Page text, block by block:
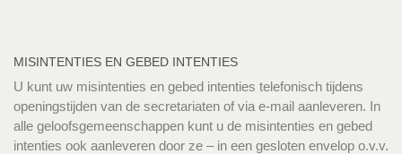
MISINTENTIES EN GEBED INTENTIES
U kunt uw misintenties en gebed intenties telefonisch tijdens
openingstijden van de secretariaten of via e-mail aanleveren. In
alle geloofsgemeenschappen kunt u de misintenties en gebed
intenties ook aanleveren door ze – in een gesloten envelop o.v.v.